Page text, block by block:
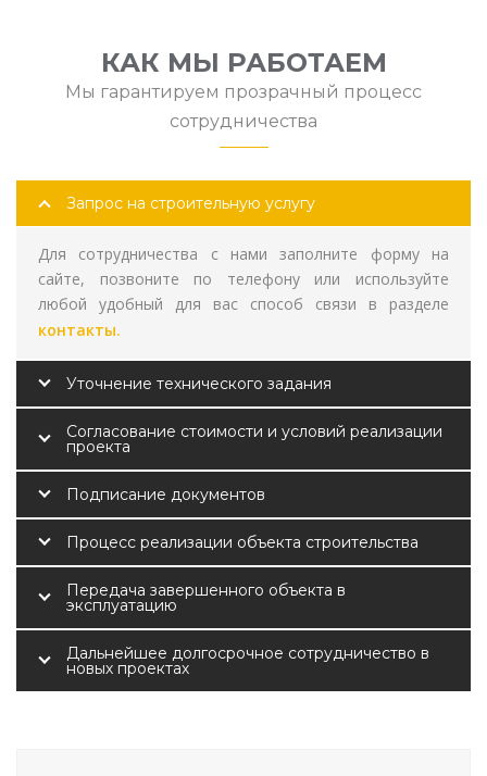
КАК МЫ РАБОТАЕМ
Мы гарантируем прозрачный процесс
сотрудничества
Запрос на строительную услугу
Для сотрудничества с нами заполните форму на
сайте, позвоните по телефону или используйте
любой удобный для вас способ связи в разделе
контакты.
Уточнение технического задания
Согласование стоимости и условий реализации
проекта
Подписание документов
Процесс реализации объекта строительства
Передача завершенного объекта в
эксплуатацию
Дальнейшее долгосрочное сотрудничество в
новых проектах